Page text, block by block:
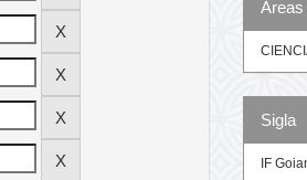
Áreas
Sigla
IF